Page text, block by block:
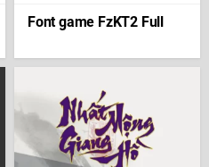
Font game FzKT2 Full